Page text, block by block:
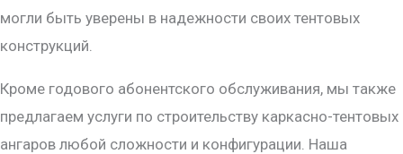
могли быть уверены в надежности своих тентовых
конструкций.
Кроме годового абонентского обслуживания, мы также
предлагаем услуги по строительству каркасно-тентовых
ангаров любой сложности и конфигурации. Наша